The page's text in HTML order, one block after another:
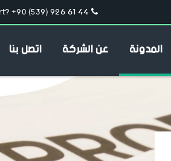
+90 (539) 926 61 44
المدونة عن الشركة اتصل بنا